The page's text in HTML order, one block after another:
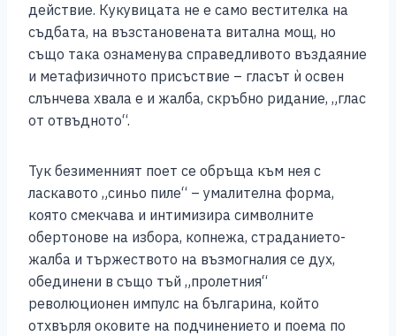
действие. Кукувицата не е само вестителка на
съдбата, на възстановената витална мощ, но
също така ознаменува справедливото въздаяние
и метафизичното присъствие – гласът ѝ освен
слънчева хвала е и жалба, скръбно ридание, „глас
от отвъдното“.
Тук безименният поет се обръща към нея с
ласкавото „синьо пиле“ – умалителна форма,
която смекчава и интимизира символните
обертонове на избора, копнежа, страданието-
жалба и тържеството на възмогналия се дух,
обединени в също тъй „пролетния“
революционен импулс на българина, който
отхвърля оковите на подчинението и поема по